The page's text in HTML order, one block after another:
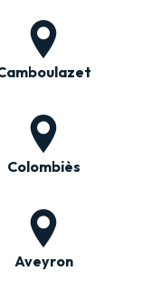
Colombiès
Aveyron